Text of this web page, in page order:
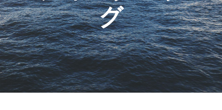
グ